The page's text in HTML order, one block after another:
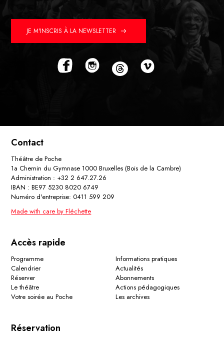
JE M'INSCRIS À LA NEWSLETTER
Contact
Théâtre de Poche
1a Chemin du Gymnase 1000 Bruxelles (Bois de la Cambre)
Administration : +32 2 647.27.26
IBAN : BE97 5230 8020 6749
Numéro d'entreprise: 0411 599 209
Made with care by Fléchette
Accès rapide
Programme
Calendrier
Réserver
Le théâtre
Votre soirée au Poche
Informations pratiques
Actualités
Abonnements
Actions pédagogiques
Les archives
Réservation